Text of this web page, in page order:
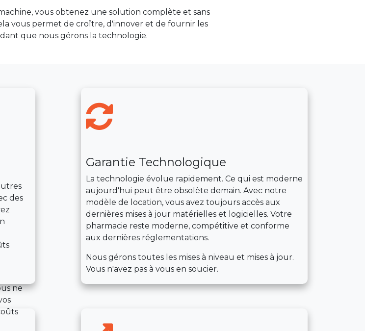
vous obtenez une solution complète et sans
vous permet de croître, d'innover et de fournir les
que nous gérons la technologie.
des
ne
Garantie Technologique
La technologie évolue rapidement. Ce qui est moderne
aujourd'hui peut être obsolète demain. Avec notre
modèle de location, vous avez toujours accès aux
dernières mises à jour matérielles et logicielles. Votre
pharmacie reste moderne, compétitive et conforme
aux dernières réglementations.
Nous gérons toutes les mises à niveau et mises à jour.
Vous n'avez pas à vous en soucier.